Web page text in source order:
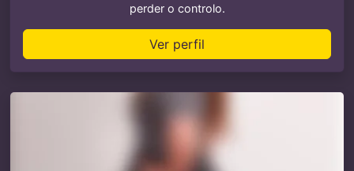
perder o controlo.
Ver perfil